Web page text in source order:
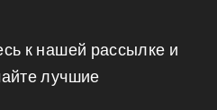
к нашей рассылке и
лучшие